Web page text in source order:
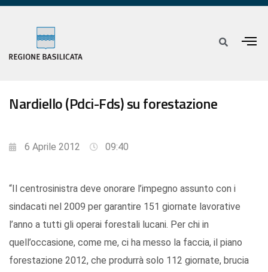
Nardiello (Pdci-Fds) su forestazione
6 Aprile 2012 09:40
“Il centrosinistra deve onorare l’impegno assunto con i
sindacati nel 2009 per garantire 151 giornate lavorative
l’anno a tutti gli operai forestali lucani. Per chi in
quell’occasione, come me, ci ha messo la faccia, il piano
forestazione 2012, che produrrà solo 112 giornate, brucia